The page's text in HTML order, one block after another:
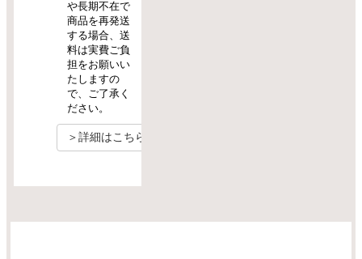
や長期不在で
商品を再発送
する場合、送
料は実費ご負
担をお願いい
たしますの
で、ご了承く
ださい。
＞詳細はこちら